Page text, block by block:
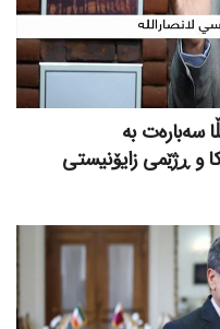
سەبارەت بە
و ڕژێمی زایۆنیستی